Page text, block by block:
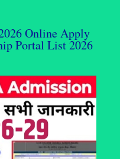
Online Apply
Portal List 2026